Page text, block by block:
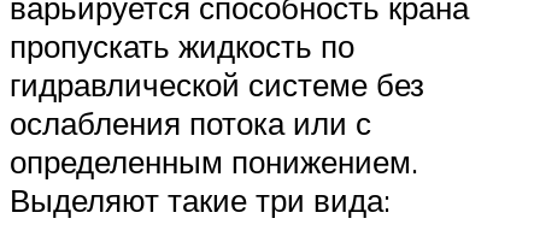
пропускать жидкость по
гидравлической системе без
ослабления потока или с
определенным понижением.
Выделяют такие три вида: